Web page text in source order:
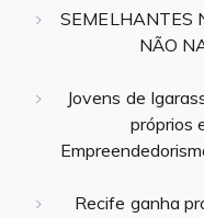
SEMELHANTES
NÃO
Jovens de
próprios
Recife ganha